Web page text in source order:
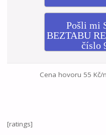
Pošli mi
BEZTABU
číslo
Cena hovoru 55 Kč/
[ratings]